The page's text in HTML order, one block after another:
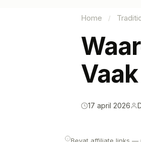
Home /
17 april 2026